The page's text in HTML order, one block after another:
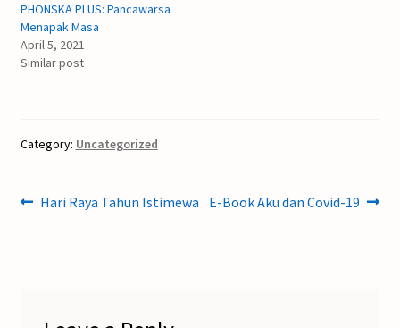
PHONSKA PLUS: Pancawarsa
Menapak Masa
April 5, 2021
Similar post
Category: Uncategorized
Post
Previous
Hari Raya Tahun Istimewa
Next
E-Book Aku dan Covid-19